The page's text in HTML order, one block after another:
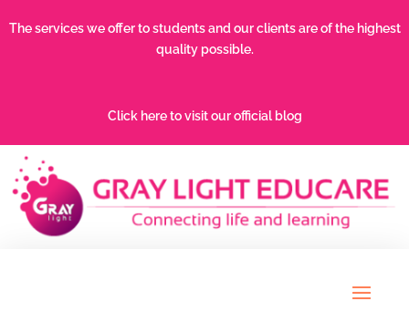
The services we offer to students and our clients are of the highest
quality possible.
Click here to visit our official blog